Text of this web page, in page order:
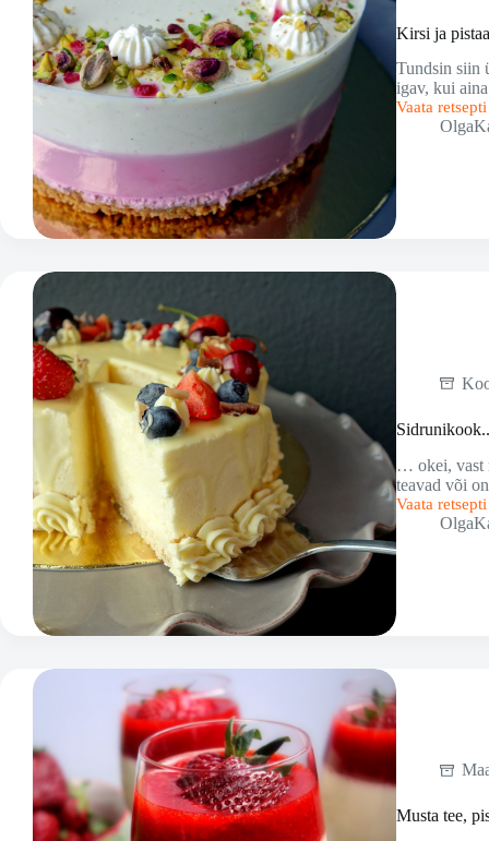
Kirsi ja
Tundsin siin
igav, kui
Vaata
Kirsi
… okei, vast
teavad või
Vaata
Sidrunikook..
vol
miljon
Musta tee,